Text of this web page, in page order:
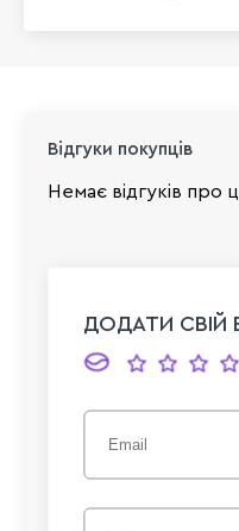
Відгуки покупців
Немає відгуків про
ДОДАТИ СВІЙ